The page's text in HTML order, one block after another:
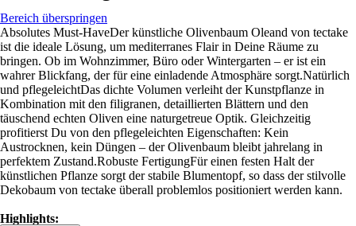
Bereich überspringen
Absolutes Must-HaveDer künstliche Olivenbaum Oleand von tectake
ist die ideale Lösung, um mediterranes Flair in Deine Räume zu
bringen. Ob im Wohnzimmer, Büro oder Wintergarten – er ist ein
wahrer Blickfang, der für eine einladende Atmosphäre sorgt.Natürlich
und pflegeleichtDas dichte Volumen verleiht der Kunstpflanze in
Kombination mit den filigranen, detaillierten Blättern und den
täuschend echten Oliven eine naturgetreue Optik. Gleichzeitig
profitierst Du von den pflegeleichten Eigenschaften: Kein
Austrocknen, kein Düngen – der Olivenbaum bleibt jahrelang in
perfektem Zustand.Robuste FertigungFür einen festen Halt der
künstlichen Pflanze sorgt der stabile Blumentopf, so dass der stilvolle
Dekobaum von tectake überall problemlos positioniert werden kann.
Highlights: